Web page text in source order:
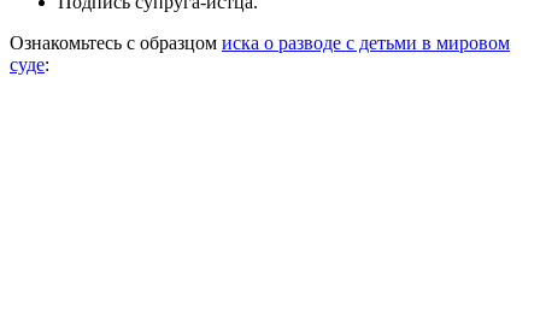
Ознакомьтесь с образцом иска о разводе с детьми в мировом
суде: